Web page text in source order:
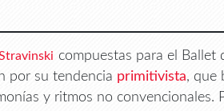
compuestas para el Ballet
por su tendencia primitivista, que
y ritmos no convencionales.